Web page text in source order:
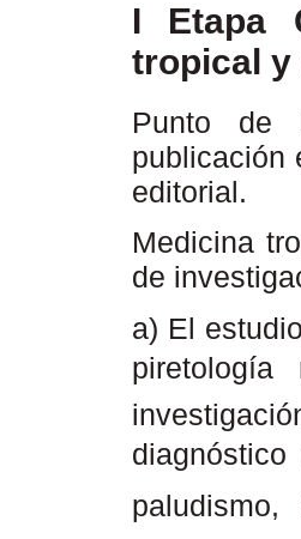
I Etapa
tropical y
Punto de
publicación
editorial.
Medicina
de
a) El
diagnóstico
paludismo,